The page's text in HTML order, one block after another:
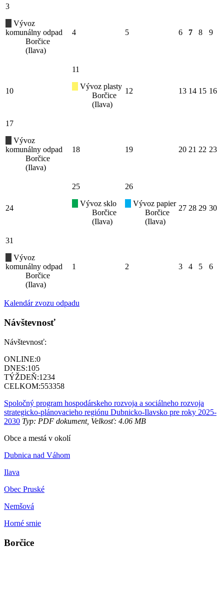
3
Vývoz
komunálny odpad
Borčice
(Ilava)
4 5 6 7 8 9
10
11
Vývoz plasty
Borčice
(Ilava)
12 13 14 15 16
17
Vývoz
komunálny odpad
Borčice
(Ilava)
18 19 20 21 22 23
24
25
Vývoz sklo
Borčice
(Ilava)
26
Vývoz papier
Borčice
(Ilava)
27 28 29 30
31
Vývoz
komunálny odpad
Borčice
(Ilava)
1 2 3 4 5 6
Kalendár zvozu odpadu
Návštevnosť
Návštevnosť:
ONLINE:0
DNES:105
TÝŽDEŇ:1234
CELKOM:553358
Spoločný program hospodárskeho rozvoja a sociálneho rozvoja
strategicko-plánovacieho regiónu Dubnicko-Ilavsko pre roky 2025-
2030 Typ: PDF dokument, Velkosť: 4.06 MB
Obce a mestá v okolí
Dubnica nad Váhom
Ilava
Obec Pruské
Nemšová
Horné srnie
Borčice